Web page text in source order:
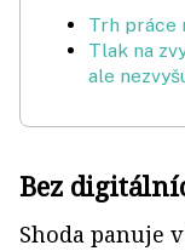
Trh práce
Tlak na
ale
Bez
Shoda panuje